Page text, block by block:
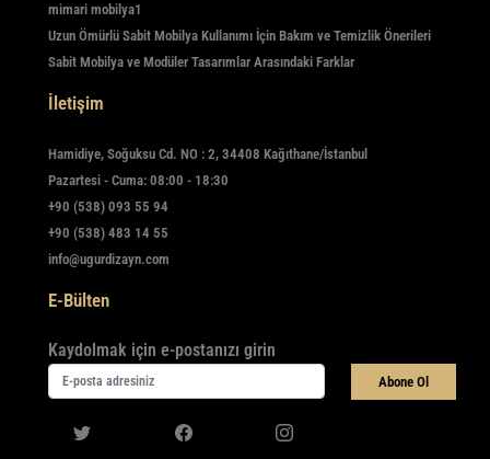
mimari mobilya1
Uzun Ömürlü Sabit Mobilya Kullanımı İçin Bakım ve Temizlik Önerileri
Sabit Mobilya ve Modüler Tasarımlar Arasındaki Farklar
İletişim
Hamidiye, Soğuksu Cd. NO : 2, 34408 Kağıthane/İstanbul
Pazartesi - Cuma: 08:00 - 18:30
+90 (538) 093 55 94
+90 (538) 483 14 55
info@ugurdizayn.com
E-Bülten
Kaydolmak için e-postanızı girin
Abone Ol